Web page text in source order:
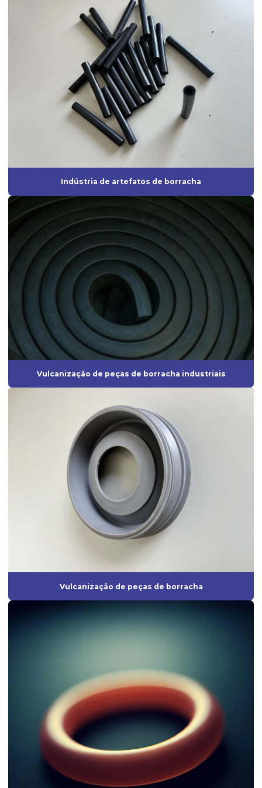
Fábrica de artefatos de borracha
Fábrica de borrachas
Fábrica de borrachas automotivas
Fábrica de borrachas de silicone
Fábrica de diafragmas
Fábrica de guarnição de borracha
Fabrica de mangueira de silicone
Fabricação de artefatos de borracha
Fabricação de artefatos de borracha sob medida
Fabricação de peças de borracha
Fabricação de peças em silicone
Fabricante de anel de vedação
Fabricante de borrachas automotivas
Fabricante de diafragma de borracha
Fabricante de mangueira de silicone
Fabricante de peças de borracha sob medida
Fabricante de peças injetadas em borracha
Fabricante de peças técnicas de borracha sob medida para
Fabricante perfil de borracha
Fabricante de perfil de silicone
Fabricantes de anel oring
Fabricantes de artefatos de borracha
Fabricantes de borrachas
Fornecedor de anel oring
Fornecedores de peças de borracha
Fornecedores de produtos de borracha
Gaxeta de borracha
Gaxeta de silicone
Grommet de borracha
Indústria de artefatos de borracha
Vulcanização de peças de borracha industriais
Vulcanização de peças de borracha